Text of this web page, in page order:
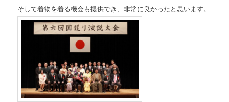
そして着物を着る機会も提供でき、非常に良かったと思います。